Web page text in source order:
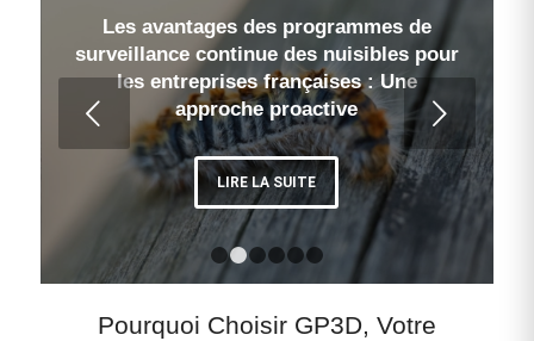
Les avantages des programmes de
surveillance continue des nuisibles pour
les entreprises françaises : Une
approche proactive
LIRE LA SUITE
Les initiatives de responsabilité sociale
des entreprises dans l’industrie du
contrôle des parasites en France :
Exemples de bonnes pratiques et
d’engagements communautaires »
LIRE LA SUITE
Suivant
Pourquoi Choisir GP3D, Votre